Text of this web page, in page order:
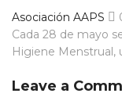
Asociación AAPS
Cada 28 de mayo
Higiene Menstrual,
Leave a